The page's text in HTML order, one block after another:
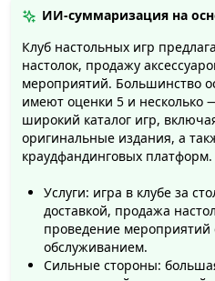
ИИ-суммаризация на
Клуб настольных игр
настолок, продажу
мероприятий. Большинство
имеют оценки 5 и несколько
широкий каталог игр,
оригинальные издания, а
краудфандинговых платформ.
Услуги: игра в клубе за
доставкой, продажа
проведение мероприятий
обслуживанием.
Сильные стороны: